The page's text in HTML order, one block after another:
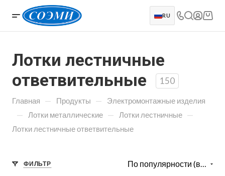
RU
Лотки лестничные
ответвительные
150
Главная — Продукты — Электромонтажные изделия
— Лотки металлические — Лотки лестничные —
Лотки лестничные ответвительные
ФИЛЬТР По популярности (возрастание)